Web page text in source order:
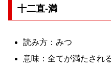
十二直-満
読み方：みつ
意味：全てが満たされ